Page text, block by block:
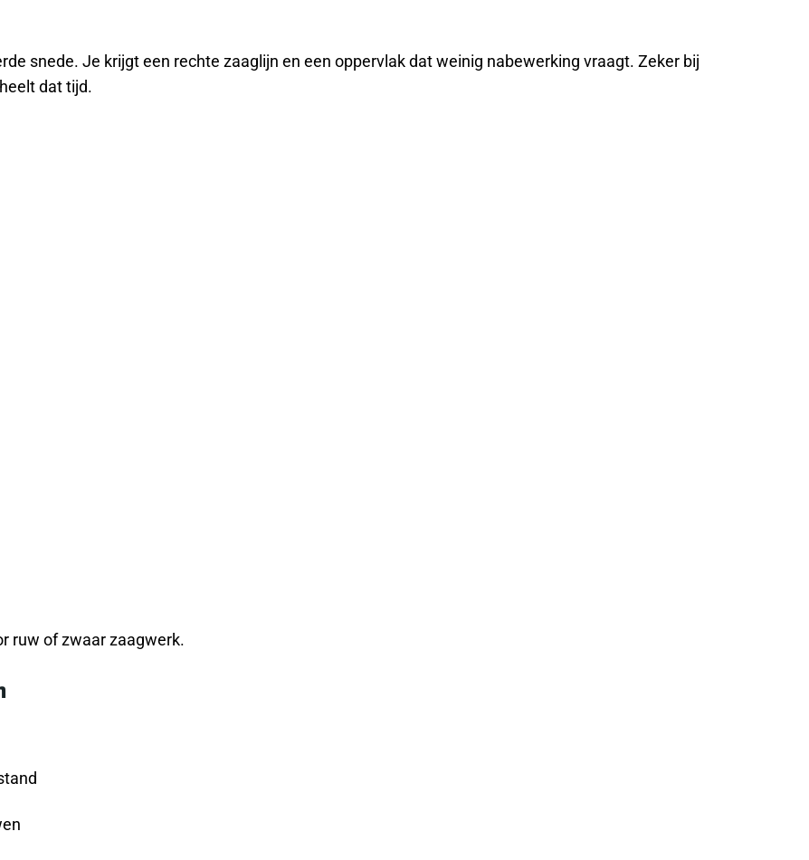
snede. Je krijgt een rechte zaaglijn en een oppervlak dat weinig nabewerking vraagt. Zeker bij
dat tijd.
ruw of zwaar zaagwerk.